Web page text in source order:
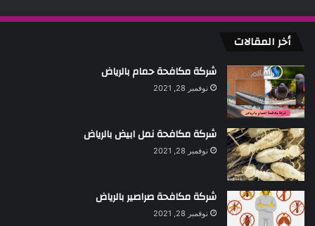
أخر المقالات
شركة مكافحة حمام بالرياض
نوفمبر 28, 2021
شركة مكافحة نمل ابيض بالرياض
نوفمبر 28, 2021
شركة مكافحة صراصير بالرياض
نوفمبر 28, 2021